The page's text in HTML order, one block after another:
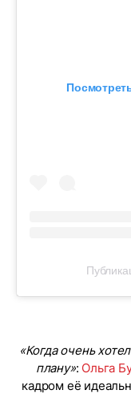
«Когда очень
плану»: Ольга
кадром её